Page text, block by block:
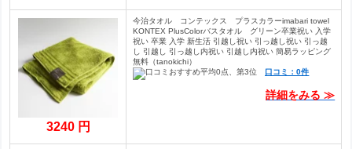
3240 円
今治タオル コンテックス プラスカラーimabari towel
KONTEX PlusColorバスタオル グリーン卒業祝い 入学
祝い 卒業 入学 新生活 引越し祝い 引っ越し祝い 引っ越
し 引越し 引っ越し内祝い 引越し内祝い 簡易ラッピング
無料（tanokichi）
口コミ：0件
詳細をみる ≫